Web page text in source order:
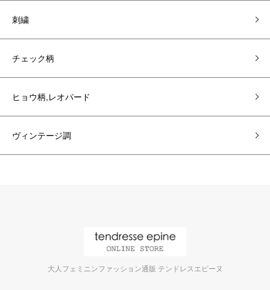
刺繍
チェック柄
ヒョウ柄,レオパード
ヴィンテージ調
大人フェミニンファッション通販 テンドレスエピーヌ